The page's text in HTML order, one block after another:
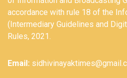
accordance with rule 18 of the
(Intermediary Guidelines and
Rules, 2021.
Email: